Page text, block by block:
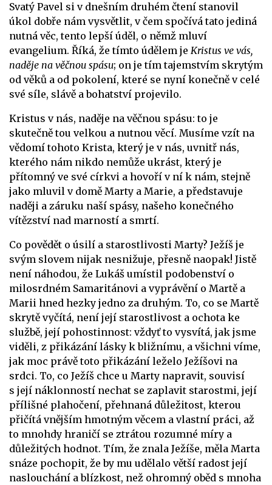
Svatý Pavel si v dnešním druhém čtení stanovil
úkol dobře nám vysvětlit, v čem spočívá tato jediná
nutná věc, tento lepší úděl, o němž mluví
evangelium. Říká, že tímto údělem je Kristus ve vás,
naděje na věčnou spásu; on je tím tajemstvím skrytým
od věků a od pokolení, které se nyní konečně v celé
své síle, slávě a bohatství projevilo.
Kristus v nás, naděje na věčnou spásu: to je
skutečně tou velkou a nutnou věcí. Musíme vzít na
vědomí tohoto Krista, který je v nás, uvnitř nás,
kterého nám nikdo nemůže ukrást, který je
přítomný ve své církvi a hovoří v ní k nám, stejně
jako mluvil v domě Marty a Marie, a představuje
naději a záruku naší spásy, našeho konečného
vítězství nad marností a smrtí.
Co povědět o úsilí a starostlivosti Marty? Ježíš je
svým slovem nijak nesnižuje, přesně naopak! Jistě
není náhodou, že Lukáš umístil podobenství o
milosrdném Samaritánovi a vyprávění o Martě a
Marii hned hezky jedno za druhým. To, co se Martě
skrytě vyčítá, není její starostlivost a ochota ke
službě, její pohostinnost: vždyť to vysvítá, jak jsme
viděli, z přikázání lásky k bližnímu, a všichni víme,
jak moc právě toto přikázání leželo Ježíšovi na
srdci. To, co Ježíš chce u Marty napravit, souvisí
s její náklonností nechat se zaplavit starostmi, její
přílišné plahočení, přehnaná důležitost, kterou
přičítá vnějším hmotným věcem a vlastní práci, až
to mnohdy hraničí se ztrátou rozumné míry a
důležitých hodnot. Tím, že znala Ježíše, měla Marta
snáze pochopit, že by mu udělalo větší radost její
naslouchání a blízkost, než ohromný oběd s mnoha